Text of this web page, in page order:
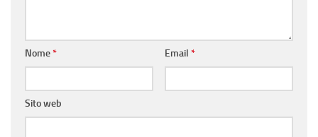
Nome* Email *
Sito web